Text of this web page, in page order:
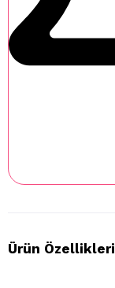
Ürün Özellikleri